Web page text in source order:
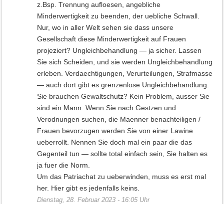
z.Bsp. Trennung aufloesen, angebliche
Minderwertigkeit zu beenden, der uebliche Schwall.
Nur, wo in aller Welt sehen sie dass unsere
Gesellschaft diese Minderwertigkeit auf Frauen
projeziert? Ungleichbehandlung — ja sicher. Lassen
Sie sich Scheiden, und sie werden Ungleichbehandlung
erleben. Verdaechtigungen, Verurteilungen, Strafmasse
— auch dort gibt es grenzenlose Ungleichbehandlung.
Sie brauchen Gewaltschutz? Kein Problem, ausser Sie
sind ein Mann. Wenn Sie nach Gestzen und
Verodnungen suchen, die Maenner benachteiligen /
Frauen bevorzugen werden Sie von einer Lawine
ueberrollt. Nennen Sie doch mal ein paar die das
Gegenteil tun — sollte total einfach sein, Sie halten es
ja fuer die Norm.
Um das Patriachat zu ueberwinden, muss es erst mal
her. Hier gibt es jedenfalls keins.
Dienstag, 28. Februar 2023 - 16:05 Uhr